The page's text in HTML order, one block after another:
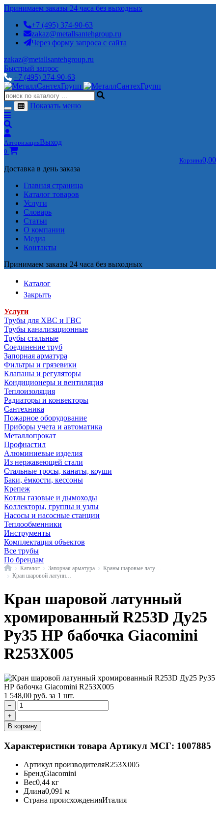
Принимаем заказы 24 часа без выходных
+7 (495) 374-90-63
zakaz@metallsantehgroup.ru
Через форму запроса с сайта
zakaz@metallsantehgroup.ru
Быстрый запрос
+7 (495) 374-90-63
Показать меню
АвторизацияВыход
0
Корзина0,00
Доставка в день заказа
Главная страница
Каталог товаров
Услуги
Словарь
Статьи
О компании
Медиа
Контакты
Принимаем заказы 24 часа без выходных
Каталог
Закрыть
Услуги
Трубы для ХВС и ГВС
Трубы канализационные
Трубы стальные
Соединение труб
Запорная арматура
Фильтры и грязевики
Клапаны и регуляторы
Кондиционеры и вентиляция
Теплоизоляция
Радиаторы и конвекторы
Сантехника
Пожарное оборудование
Приборы учета и автоматика
Металлопрокат
Профнастил
Алюминиевые изделия
Из нержавеющей стали
Стальные тросы, канаты, коуши
Баки, ёмкости, кессоны
Крепеж
Котлы газовые и дымоходы
Коллекторы, группы и узлы
Насосы и насосные станции
Теплообменники
Инструменты
Комплектация объектов
Все трубы
По брендам
ГлавнаяКаталог Запорная арматура
Кран шаровой латунный хромированный R253D красный н/р, бабочка, Giacomini
Кран шаровой латунный
хромированный R253D Ду25
Ру35 НР бабочка Giacomini
R253X005
1 548,00 руб. за 1 шт.
−
+
В корзину
Характеристики товара Артикул МСГ: 1007885
Артикул производителяR253X005
БрендGiacomini
Вес0,44 кг
Длина0,091 м
Страна происхожденияИталия